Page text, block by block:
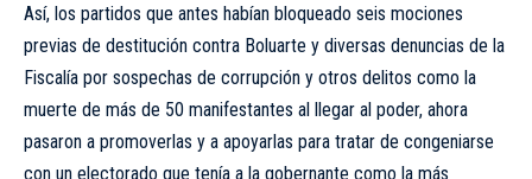
Así, los partidos que antes habían bloqueado seis mociones
previas de destitución contra Boluarte y diversas denuncias de la
Fiscalía por sospechas de corrupción y otros delitos como la
muerte de más de 50 manifestantes al llegar al poder, ahora
pasaron a promoverlas y a apoyarlas para tratar de congeniarse
con un electorado que tenía a la gobernante como la más